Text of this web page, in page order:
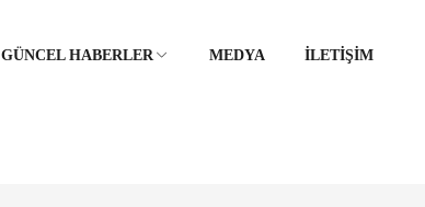
GÜNCEL HABERLER MEDYA İLETIŞIM